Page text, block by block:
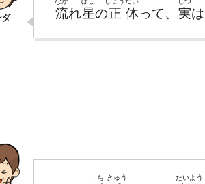
流れ星の正 体って、 実
ち きゅう たいよう